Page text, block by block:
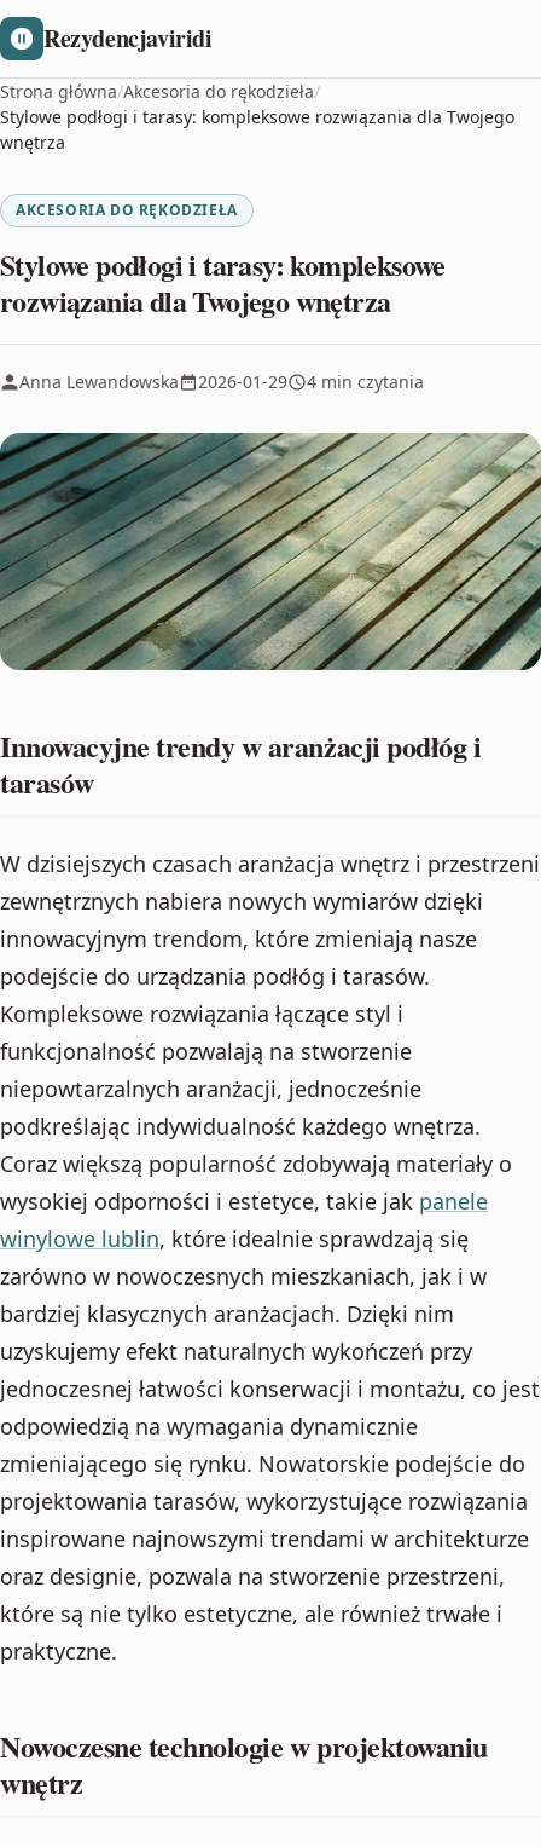
Rezydencjaviridi
Strona główna/Akcesoria do rękodzieła/
Stylowe podłogi i tarasy: kompleksowe rozwiązania dla Twojego
wnętrza
AKCESORIA DO RĘKODZIEŁA
Stylowe podłogi i tarasy: kompleksowe
rozwiązania dla Twojego wnętrza
Anna Lewandowska 2026-01-29 4 min czytania
Innowacyjne trendy w aranżacji podłóg i
tarasów
W dzisiejszych czasach aranżacja wnętrz i przestrzeni
zewnętrznych nabiera nowych wymiarów dzięki
innowacyjnym trendom, które zmieniają nasze
podejście do urządzania podłóg i tarasów.
Kompleksowe rozwiązania łączące styl i
funkcjonalność pozwalają na stworzenie
niepowtarzalnych aranżacji, jednocześnie
podkreślając indywidualność każdego wnętrza.
Coraz większą popularność zdobywają materiały o
wysokiej odporności i estetyce, takie jak panele
winylowe lublin, które idealnie sprawdzają się
zarówno w nowoczesnych mieszkaniach, jak i w
bardziej klasycznych aranżacjach. Dzięki nim
uzyskujemy efekt naturalnych wykończeń przy
jednoczesnej łatwości konserwacji i montażu, co jest
odpowiedzią na wymagania dynamicznie
zmieniającego się rynku. Nowatorskie podejście do
projektowania tarasów, wykorzystujące rozwiązania
inspirowane najnowszymi trendami w architekturze
oraz designie, pozwala na stworzenie przestrzeni,
które są nie tylko estetyczne, ale również trwałe i
praktyczne.
Nowoczesne technologie w projektowaniu
wnętrz